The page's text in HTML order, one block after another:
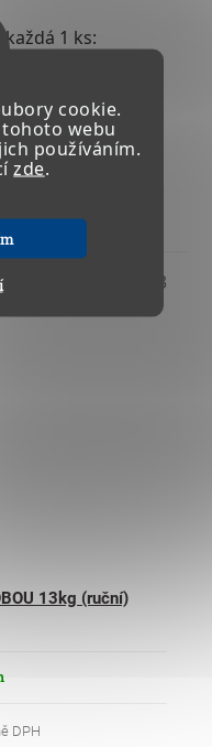
cookie.
webu
používáním.
zde.
1 ks:
200/XS
5 kusech:
/ R 1/8
13kg (ruční)
DPH
06 613